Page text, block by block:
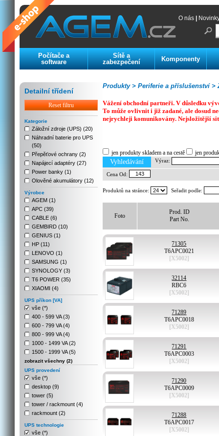
O nás
Počítače a
software
Sítě a
zabezpečení
Komponenty
Detailní třídení
Reset filtru
Kategorie
Záložní zdroje (UPS) (20)
Náhradní baterie pro UPS
(50)
Přepěťové ochrany (2)
Napájecí adaptéry (27)
Power banky (1)
Olověné akumulátory (12)
Výrobce
AGEM (1)
APC (39)
CABLE (6)
GEMBIRD (10)
GENIUS (1)
HP (11)
LENOVO (1)
SAMSUNG (1)
SYNOLOGY (3)
T6 POWER (35)
XIAOMI (4)
UPS příkon [VA]
vše (*)
400 - 599 VA (3)
600 - 799 VA (4)
800 - 999 VA (4)
1000 - 1499 VA (2)
1500 - 1999 VA (5)
zobrazit všechny (2)
UPS provedení
vše (*)
desktop (9)
tower (5)
tower / rackmount (4)
rackmount (2)
UPS technologie
vše (*)
Periferie a příslušenství >
Produkty >
Vážení obchodní partneři. V důsledku
To může ovlivnit i již zadané, ale dosud
nejrychleji komunikovány. Nejsložitější
jen produkty skladem a na cestě jen
Vyhledávání Výraz:
Cena Od:
Produktů na stránce: Seřadit podle:
Foto
Prod. ID
Part No.
71305
T6APC0021
[X5002]
32114
RBC6
[X5002]
71289
T6APC0018
[X5002]
71291
T6APC0003
[X5002]
71290
T6APC0009
[X5002]
71288
T6APC0017
[X5002]